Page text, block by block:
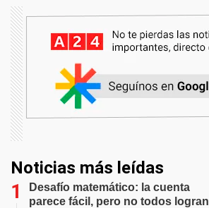
Noticias más leídas
Desafío matemático: la cuenta
parece fácil, pero no todos logran